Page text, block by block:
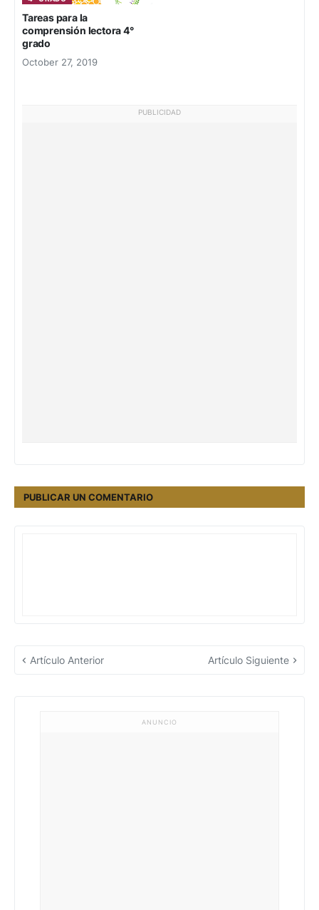
Tareas para la
comprensión lectora 4°
grado
October 27, 2019
PUBLICIDAD
PUBLICAR UN COMENTARIO
Artículo Anterior Artículo Siguiente
ANUNCIO